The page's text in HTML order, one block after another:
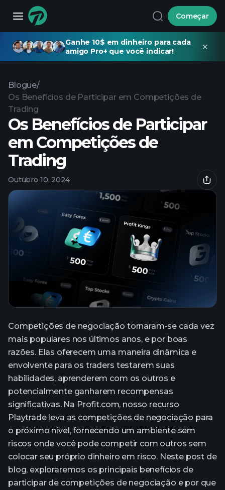
Começar
Ganhe 10$ em dinheiro para cada
amigo Pro+ que você indicar!
Blogue/
Os Benefícios de Participar em Competições de
Trading
Os Benefícios de Participar
em Competições de
Trading
Outubro 10, 2024
Competições de negociação tornaram-se cada vez
mais populares nos últimos anos, e por boas
razões. Elas oferecem uma maneira dinâmica e
envolvente para os traders testarem suas
habilidades, aprenderem com os outros e
potencialmente ganharem recompensas
significativas. Na Profit.com, nosso recurso
Playtrade leva as competições de negociação para
o próximo nível, fornecendo um ambiente sem
riscos onde você pode competir com outros sem
colocar seu próprio dinheiro em risco. Neste post de
blog, exploraremos os principais benefícios de
participar de competições de negociação e por que